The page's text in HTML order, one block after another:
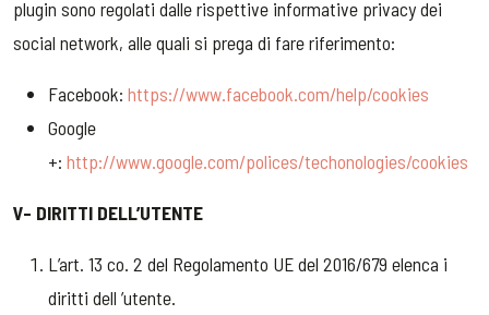
plugin sono regolati dalle rispettive informative privacy dei
social network, alle quali si prega di fare riferimento:
Facebook: https://www.facebook.com/help/cookies
Google
+: http://www.google.com/polices/techonologies/cookies
V- DIRITTI DELL’UTENTE
L’art. 13 co. 2 del Regolamento UE del 2016/679 elenca i
diritti dell ’utente.